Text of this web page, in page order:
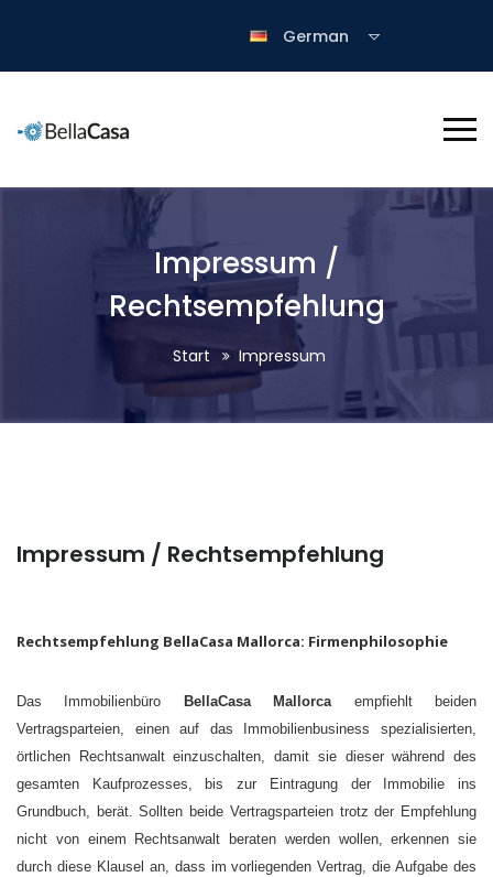
German
Impressum /
Rechtsempfehlung
Start Impressum
Impressum / Rechtsempfehlung
Rechtsempfehlung BellaCasa Mallorca: Firmenphilosophie
Das Immobilienbüro BellaCasa Mallorcaempfiehlt beiden
Vertragsparteien, einen auf das Immobilienbusiness spezialisierten,
örtlichen Rechtsanwalt einzuschalten, damit sie dieser während des
gesamten Kaufprozesses, bis zur Eintragung der Immobilie ins
Grundbuch, berät. Sollten beide Vertragsparteien trotz der Empfehlung
nicht von einem Rechtsanwalt beraten werden wollen, erkennen sie
durch diese Klausel an, dass im vorliegenden Vertrag, die Aufgabe des